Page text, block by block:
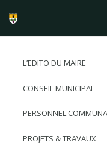
L’EDITO DU MAIRE
CONSEIL MUNICIPAL
PERSONNEL
PROJETS & TRAVAUX